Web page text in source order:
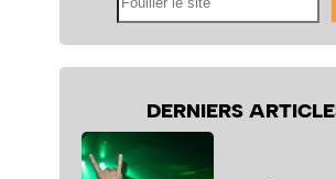
DERNIERS